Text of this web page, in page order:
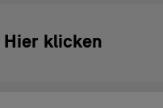
klicken